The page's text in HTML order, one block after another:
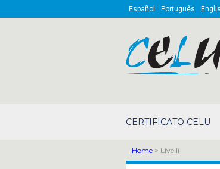
Español Português
CERTIFICATO CELU
Home > Livelli